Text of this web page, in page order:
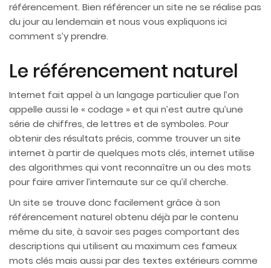
référencement. Bien référencer un site ne se réalise pas
du jour au lendemain et nous vous expliquons ici
comment s’y prendre.
Le référencement naturel
Internet fait appel à un langage particulier que l’on
appelle aussi le « codage » et qui n’est autre qu’une
série de chiffres, de lettres et de symboles. Pour
obtenir des résultats précis, comme trouver un site
internet à partir de quelques mots clés, internet utilise
des algorithmes qui vont reconnaître un ou des mots
pour faire arriver l’internaute sur ce qu’il cherche.
Un site se trouve donc facilement grâce à son
référencement naturel obtenu déjà par le contenu
même du site, à savoir ses pages comportant des
descriptions qui utilisent au maximum ces fameux
mots clés mais aussi par des textes extérieurs comme